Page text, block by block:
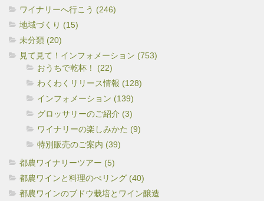
ワイナリーへ行こう (246)
地域づくり (15)
未分類 (20)
見て見て！インフォメーション (753)
おうちで乾杯！ (22)
わくわくリリース情報 (128)
インフォメーション (139)
グロッサリーのご紹介 (3)
ワイナリーの楽しみかた (9)
特別販売のご案内 (39)
都農ワイナリーツアー (5)
都農ワインと料理のぺリング (40)
都農ワインのブドウ栽培とワイン醸造